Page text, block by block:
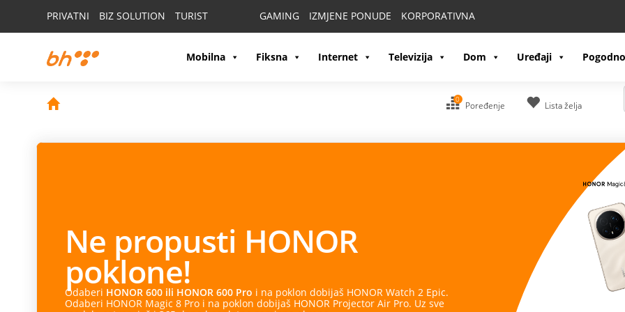
PRIVATNI BIZ SOLUTION TURIST GAMING IZMJENE PONUDE KORPORATIVNA
Mobilna Fiksna Internet Televizija Dom Uređaji
0
Poređenje Lista želja
Ne propusti HONOR
poklone!
Odaberi HONOR 600 ili HONOR 600 Pro i na poklon dobijaš HONOR Watch 2 Epic.
Odaberi HONOR Magic 8 Pro i na poklon dobijaš HONOR Projector Air Pro. Uz sve